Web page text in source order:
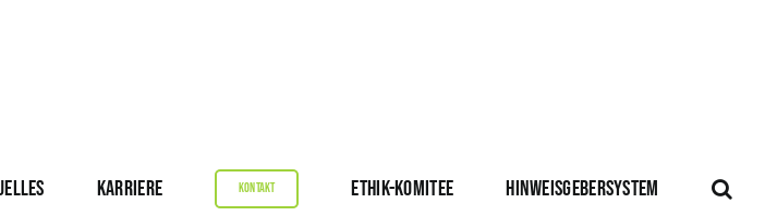
KARRIERE KONTAKT ETHIK-KOMITEE HINWEISGEBERSYSTEM